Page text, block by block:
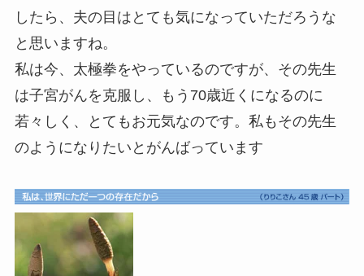
したら、夫の目はとても気になっていただろうな
と思いますね。
私は今、太極拳をやっているのですが、その先生
は子宮がんを克服し、もう70歳近くになるのに
若々しく、とてもお元気なのです。私もその先生
のようになりたいとがんばっています